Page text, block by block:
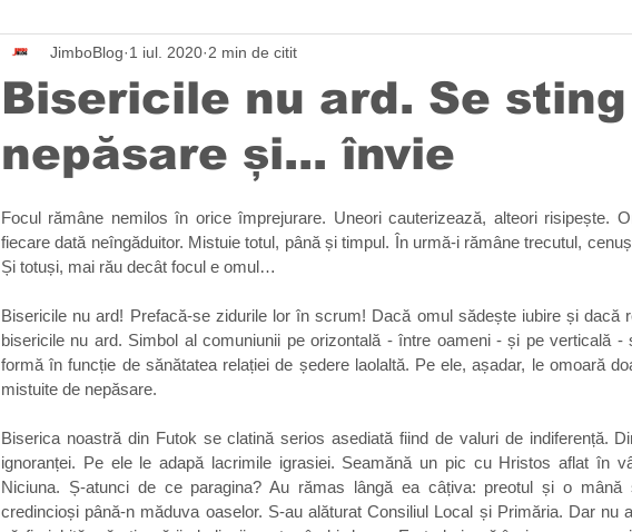
Bisericile nu ard. Se
nepăsare și... învie
JimboBlog 1 iul. 2020 2 min de citit
Focul rămâne nemilos în orice împrejurare. Uneori cauterizează, alteori risipește.
fiecare dată neîngăduitor. Mistuie totul, până și timpul. În urmă-i rămâne trecutul,
Și totuși, mai rău decât focul e omul…
Bisericile nu ard! Prefacă-se zidurile lor în scrum! Dacă omul sădește iubire și dacă
bisericile nu ard. Simbol al comuniunii pe orizontală - între oameni - și pe verticală -
formă în funcție de sănătatea relației de ședere laolaltă. Pe ele, așadar, le omoară
mistuite de nepăsare.
Biserica noastră din Futok se clatină serios asediată fiind de valuri de indiferență.
ignoranței. Pe ele le adapă lacrimile igrasiei. Seamănă un pic cu Hristos aflat în
Niciuna. Ș-atunci de ce paragina? Au rămas lângă ea câțiva: preotul și o
credincioși până-n măduva oaselor. S-au alăturat Consiliul Local și Primăria. Dar nu